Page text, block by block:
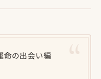
命の出会い編